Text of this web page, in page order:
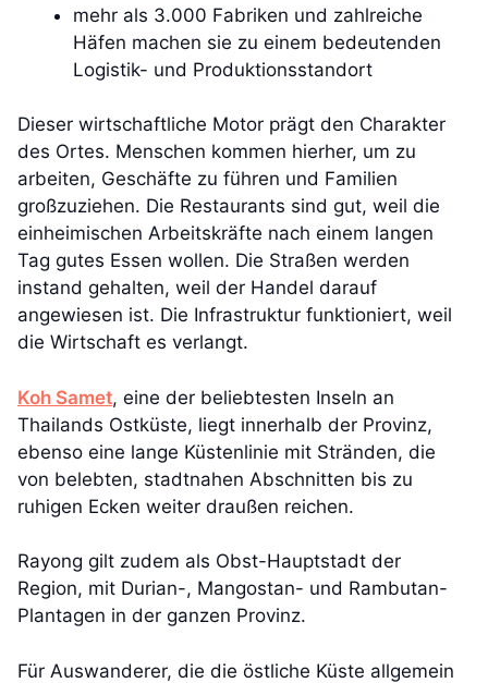
mehr als 3.000 Fabriken und zahlreiche
Häfen machen sie zu einem bedeutenden
Logistik- und Produktionsstandort
Dieser wirtschaftliche Motor prägt den Charakter
des Ortes. Menschen kommen hierher, um zu
arbeiten, Geschäfte zu führen und Familien
großzuziehen. Die Restaurants sind gut, weil die
einheimischen Arbeitskräfte nach einem langen
Tag gutes Essen wollen. Die Straßen werden
instand gehalten, weil der Handel darauf
angewiesen ist. Die Infrastruktur funktioniert, weil
die Wirtschaft es verlangt.
Koh Samet, eine der beliebtesten Inseln an
Thailands Ostküste, liegt innerhalb der Provinz,
ebenso eine lange Küstenlinie mit Stränden, die
von belebten, stadtnahen Abschnitten bis zu
ruhigen Ecken weiter draußen reichen.
Rayong gilt zudem als Obst-Hauptstadt der
Region, mit Durian-, Mangostan- und Rambutan-
Plantagen in der ganzen Provinz.
Für Auswanderer, die die östliche Küste allgemein